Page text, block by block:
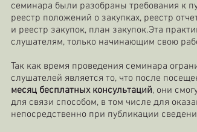
семинара были разобраны требования к
реестр положений о закупках, реестр
и реестр закупок, план закупок.Эта
слушателям, только начинающим свою
Так как время проведения семинара
слушателей является то, что после
месяц бесплатных консультаций, они
для связи способом, в том числе для
непосредственно при публикации